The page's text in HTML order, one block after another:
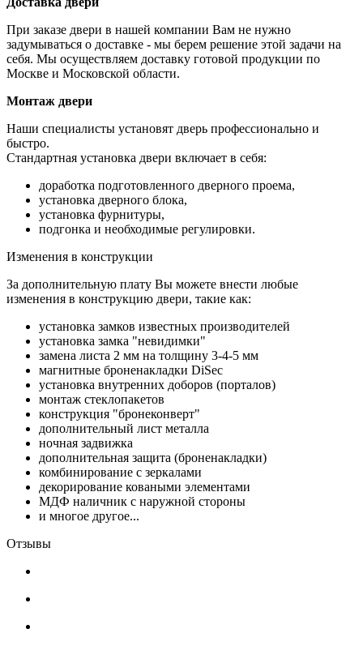
При заказе двери в нашей компании Вам не нужно
задумываться о доставке - мы берем решение этой задачи на
себя. Мы осуществляем доставку готовой продукции по
Москве и Московской области.
Монтаж двери
Наши специалисты установят дверь профессионально и
быстро.
Стандартная установка двери включает в себя:
доработка подготовленного дверного проема,
установка дверного блока,
установка фурнитуры,
подгонка и необходимые регулировки.
Изменения в конструкции
За дополнительную плату Вы можете внести любые
изменения в конструкцию двери, такие как:
установка замков известных производителей
установка замка "невидимки"
замена листа 2 мм на толщину 3-4-5 мм
магнитные броненакладки DiSec
установка внутренних доборов (порталов)
монтаж стеклопакетов
конструкция "бронеконверт"
дополнительный лист металла
ночная задвижка
дополнительная защита (броненакладки)
комбинирование с зеркалами
декорирование коваными элементами
МДФ наличник с наружной стороны
и многое другое...
Отзывы